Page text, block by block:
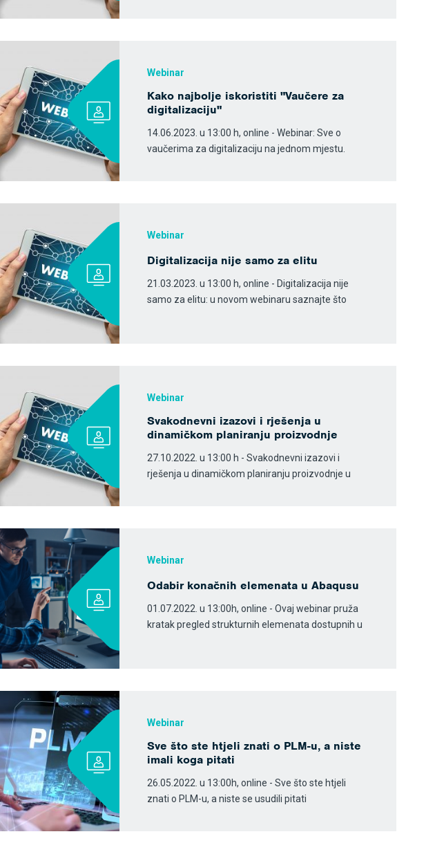
Webinar
Kako najbolje iskoristiti "Vaučere za
digitalizaciju"
14.06.2023. u 13:00 h, online - Webinar: Sve o
vaučerima za digitalizaciju na jednom mjestu.
Webinar
Digitalizacija nije samo za elitu
21.03.2023. u 13:00 h, online - Digitalizacija nije
samo za elitu: u novom webinaru saznajte što
Webinar
Svakodnevni izazovi i rješenja u
dinamičkom planiranju proizvodnje
27.10.2022. u 13:00 h - Svakodnevni izazovi i
rješenja u dinamičkom planiranju proizvodnje u
Webinar
Odabir konačnih elemenata u Abaqusu
01.07.2022. u 13:00h, online - Ovaj webinar pruža
kratak pregled strukturnih elemenata dostupnih u
Webinar
Sve što ste htjeli znati o PLM-u, a niste
imali koga pitati
26.05.2022. u 13:00h, online - Sve što ste htjeli
znati o PLM-u, a niste se usudili pitati